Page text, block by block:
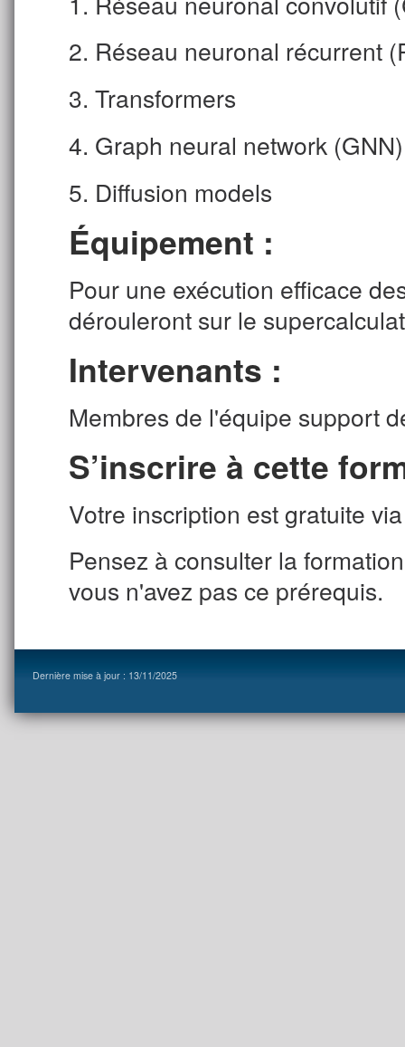
2. Réseau neuronal récurrent
3. Transformers
4. Graph neural network (GNN)
5. Diffusion models
Équipement :
Pour une exécution efficace
dérouleront sur le
Intervenants :
Membres de l'équipe support
S’inscrire à cette
Votre inscription est gratuite
Pensez à consulter la
vous n'avez pas ce prérequis.
Dernière mise à jour : 13/11/2025